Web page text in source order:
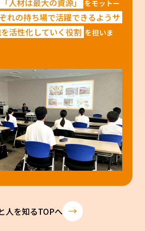
をモットー
れの持ち場で活躍できるようサ
活性化していく役割 を担いま
人を知るTOPへ